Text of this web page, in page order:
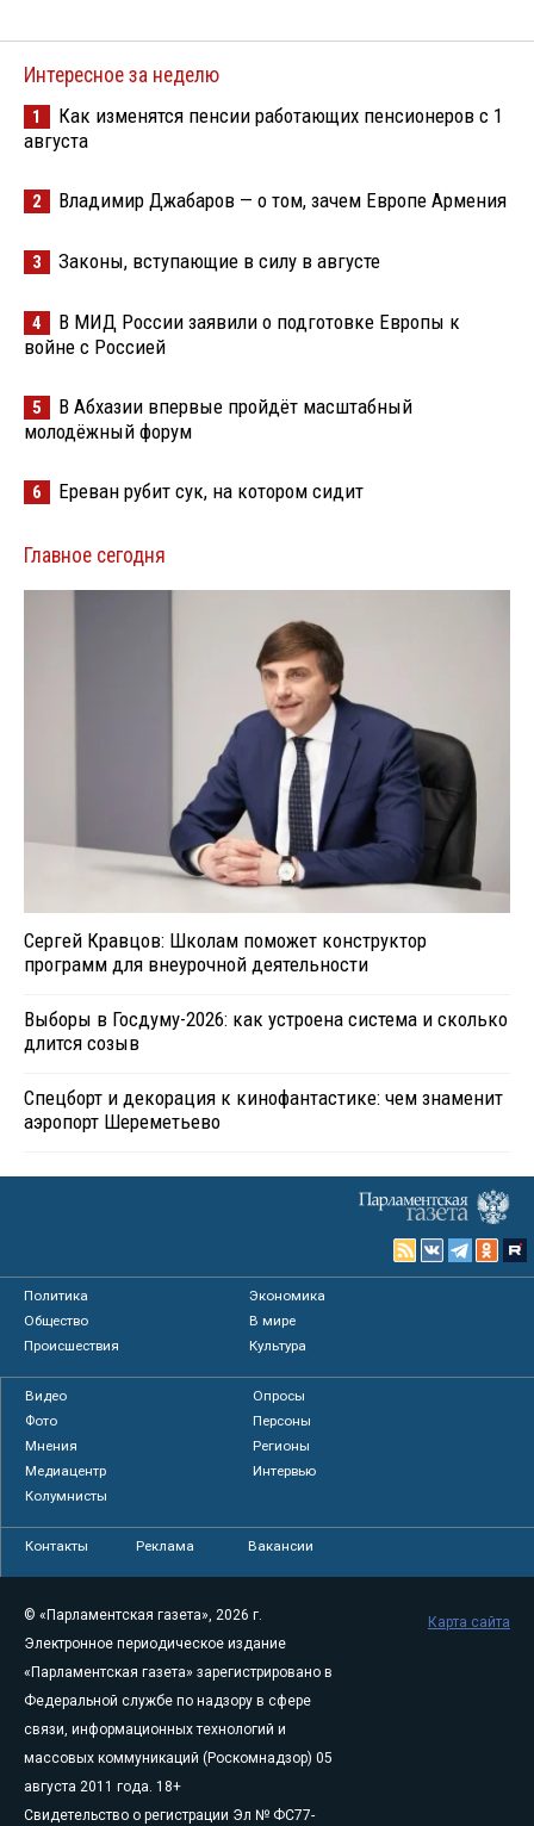
Интересное за неделю
1
Как изменятся пенсии работающих пенсионеров с 1
августа
2 Владимир Джабаров — о том, зачем Европе Армения
3 Законы, вступающие в силу в августе
4
В МИД России заявили о подготовке Европы к
войне с Россией
5
В Абхазии впервые пройдёт масштабный
молодёжный форум
6 Ереван рубит сук, на котором сидит
Главное сегодня
Сергей Кравцов: Школам поможет конструктор
программ для внеурочной деятельности
Выборы в Госдуму-2026: как устроена система и сколько
длится созыв
Спецборт и декорация к кинофантастике: чем знаменит
аэропорт Шереметьево
Политика
Экономика
Общество
В мире
Происшествия
Культура
Видео
Опросы
Фото
Персоны
Мнения
Регионы
Медиацентр
Интервью
Колумнисты
Контакты Реклама Вакансии
© «Парламентская газета», 2026 г.
Электронное периодическое издание
«Парламентская газета» зарегистрировано в
Федеральной службе по надзору в сфере
связи, информационных технологий и
массовых коммуникаций (Роскомнадзор) 05
августа 2011 года. 18+
Свидетельство о регистрации Эл № ФС77-
Карта сайта